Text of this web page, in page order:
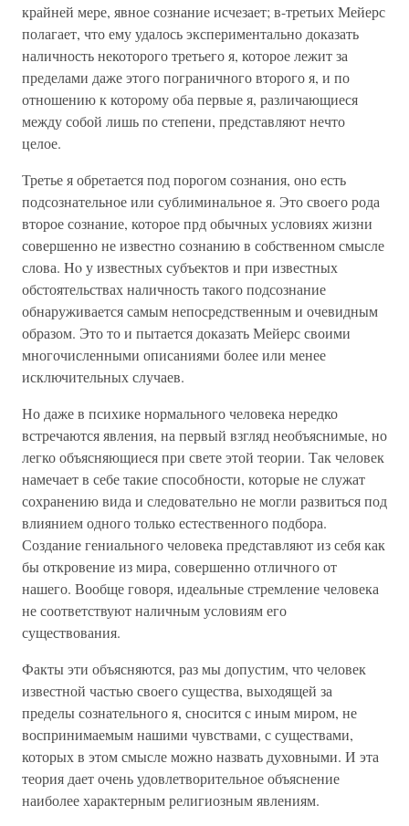
крайней мере, явное сознание исчезает; в-третьих Мейерс
полагает, что ему удалось экспериментально доказать
наличность некоторого третьего я, которое лежит за
пределами даже этого пограничного второго я, и по
отношению к которому оба первые я, различающиеся
между собой лишь по степени, представляют нечто
целое.
Третье я обретается под порогом сознания, оно есть
подсознательное или сублиминальное я. Это своего рода
второе сознание, которое прд обычных условиях жизни
совершенно не известно сознанию в собственном смысле
слова. Ho у известных субъектов и при известных
обстоятельствах наличность такого подсознание
обнаруживается самым непосредственным и очевидным
образом. Это то и пытается доказать Мейерс своими
многочисленными описаниями более или менее
исключительных случаев.
Но даже в психике нормального человека нередко
встречаются явления, на первый взгляд необъяснимые, но
легко объясняющиеся при свете этой теории. Так человек
намечает в себе такие способности, которые не служат
сохранению вида и следовательно не могли развиться под
влиянием одного только естественного подбора.
Создание гениального человека представляют из себя как
бы откровение из мира, совершенно отличного от
нашего. Вообще говоря, идеальные стремление человека
не соответствуют наличным условиям его
существования.
Факты эти объясняются, раз мы допустим, что человек
известной частью своего существа, выходящей за
пределы сознательного я, сносится с иным миром, не
воспринимаемым нашими чувствами, с существами,
которых в этом смысле можно назвать духовными. И эта
теория дает очень удовлетворительное объяснение
наиболее характерным религиозным явлениям.